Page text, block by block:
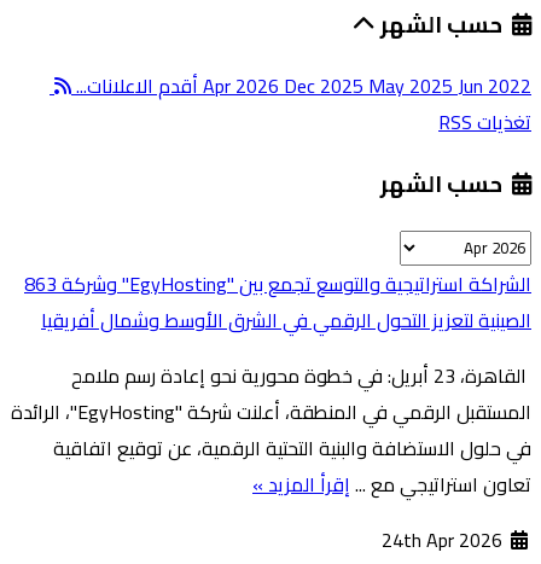
حسب الشهر
Apr 2026Dec 2025May 2025Jun 2022
أقدم الاعلانات...
تغذيات RSS
حسب الشهر
الشراكة استراتيجية والتوسع تجمع بين "EgyHosting" وشركة 863
الصينية لتعزيز التحول الرقمي في الشرق الأوسط وشمال أفريقيا
القاهرة، 23 أبريل: في خطوة محورية نحو إعادة رسم ملامح
المستقبل الرقمي في المنطقة، أعلنت شركة "EgyHosting"، الرائدة
في حلول الاستضافة والبنية التحتية الرقمية، عن توقيع اتفاقية
تعاون استراتيجي مع ...إقرأ المزيد »